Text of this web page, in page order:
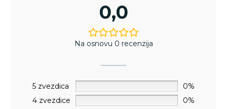
0,0
Na osnovu 0 recenzija
5 zvezdica
0%
4 zvezdice
0%